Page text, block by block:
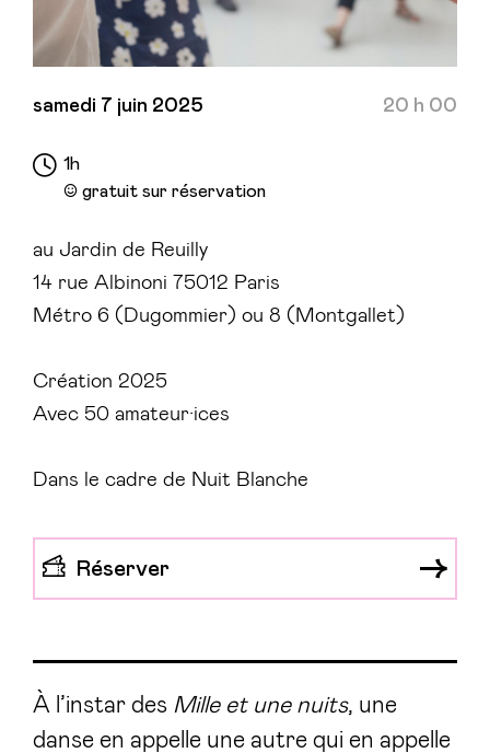
samedi 7 juin 2025 20 h 00
1h
☺︎ gratuit sur réservation
au Jardin de Reuilly
14 rue Albinoni 75012 Paris
Métro 6 (Dugommier) ou 8 (Montgallet)
Création 2025
Avec 50 amateur·ices
Dans le cadre de Nuit Blanche
Réserver
À l’instar des Mille et une nuits, une
danse en appelle une autre qui en appelle